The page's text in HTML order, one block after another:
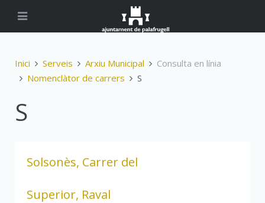
Inici Serveis Arxiu Municipal
Consulta en línia
Nomenclàtor de carrers
S
S
Solsonès, Carrer del
Superior, Raval